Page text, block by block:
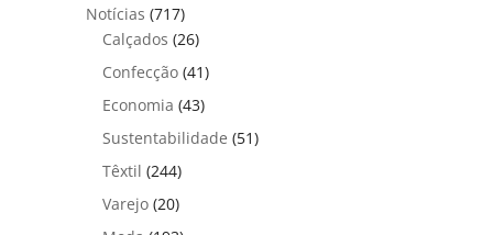
Notícias (717)
Calçados (26)
Confecção (41)
Economia (43)
Sustentabilidade (51)
Têxtil (244)
Varejo (20)